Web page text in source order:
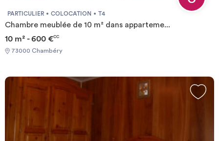
PARTICULIER COLOCATION T4
Chambre meublée de 10 m² dans apparteme...
10 m² - 600 €CC
73000 Chambéry